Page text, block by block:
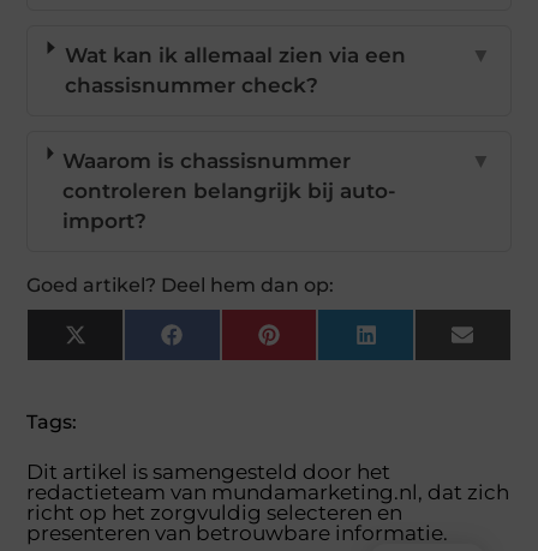
Wat kan ik allemaal zien via een
chassisnummer check?
▼
Waarom is chassisnummer
controleren belangrijk bij auto-
import?
▼
Goed artikel? Deel hem dan op:
X
(Twitter)
FacebookPinterestLinkedInEmail
Tags:
Dit artikel is samengesteld door het
redactieteam van mundamarketing.nl, dat zich
richt op het zorgvuldig selecteren en
presenteren van betrouwbare informatie.